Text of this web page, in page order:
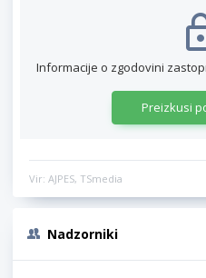
Informacije o zgodovini
Preizkusi
Vir: AJPES, TSmedia
Nadzorniki